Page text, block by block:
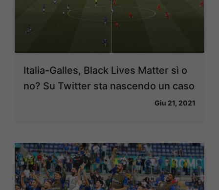
Italia-Galles, Black Lives Matter sì o
no? Su Twitter sta nascendo un caso
Giu 21, 2021